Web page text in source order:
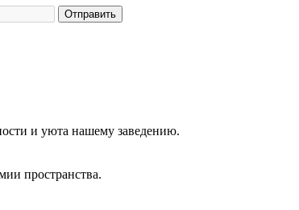
Отправить
и уюта нашему заведению.
пространства.